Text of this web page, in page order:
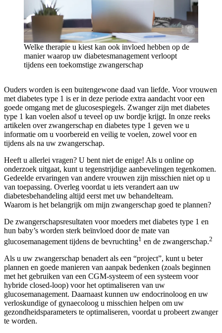
Welke therapie u kiest kan ook invloed hebben op de
manier waarop uw diabetesmanagement verloopt
tijdens een toekomstige zwangerschap
Ouders worden is een buitengewone daad van liefde. Voor vrouwen
met diabetes type 1 is er in deze periode extra aandacht voor een
goede omgang met de glucosespiegels. Zwanger zijn met diabetes
type 1 kan voelen alsof u teveel op uw bordje krijgt. In onze reeks
artikelen over zwangerschap en diabetes type 1 geven we u
informatie om u voorbereid en veilig te voelen, zowel voor en
tijdens als na uw zwangerschap.
Heeft u allerlei vragen? U bent niet de enige! Als u online op
onderzoek uitgaat, kunt u tegenstrijdige aanbevelingen tegenkomen.
Gedeelde ervaringen van andere vrouwen zijn misschien niet op u
van toepassing. Overleg voordat u iets verandert aan uw
diabetesbehandeling altijd eerst met uw behandelteam.
Waarom is het belangrijk om mijn zwangerschap goed te plannen?
De zwangerschapsresultaten voor moeders met diabetes type 1 en
hun baby’s worden sterk beïnvloed door de mate van
glucosemanagement tijdens de bevruchting1 en de zwangerschap.2
Als u uw zwangerschap benadert als een “project”, kunt u beter
plannen en goede manieren van aanpak bedenken (zoals beginnen
met het gebruiken van een CGM-systeem of een systeem voor
hybride closed-loop) voor het optimaliseren van uw
glucosemanagement. Daarnaast kunnen uw endocrinoloog en uw
verloskundige of gynaecoloog u misschien helpen om uw
gezondheidsparameters te optimaliseren, voordat u probeert zwanger
te worden.